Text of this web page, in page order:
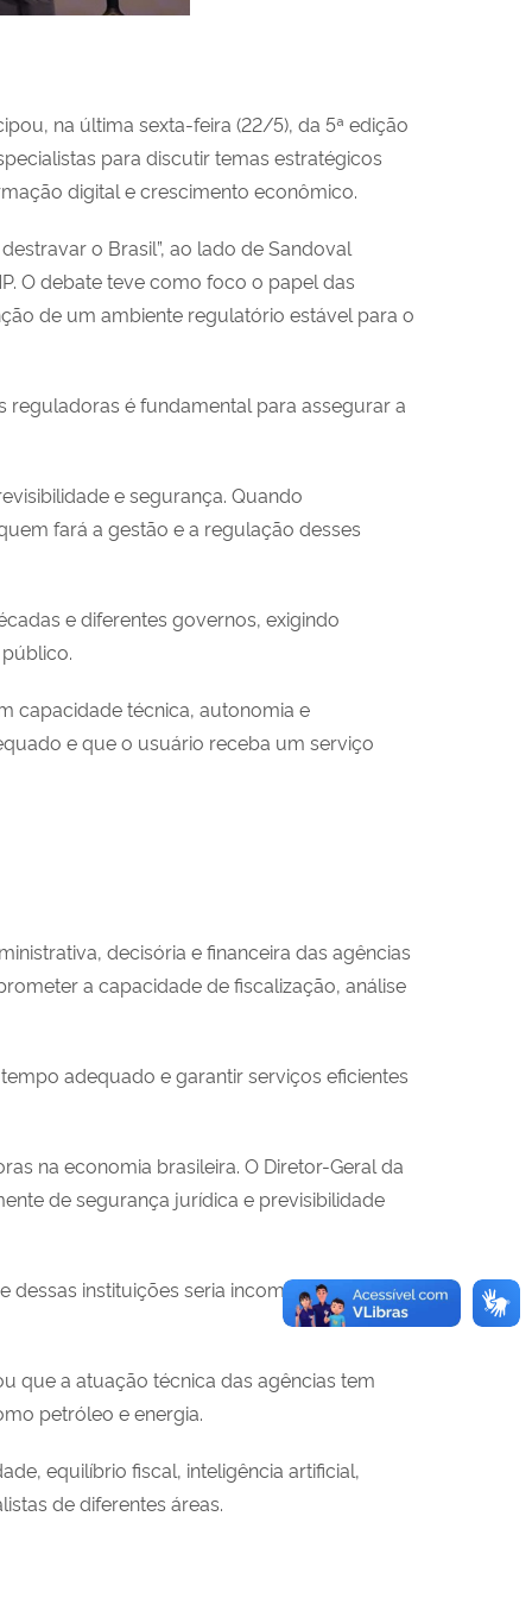
na última sexta-feira (22/5), da 5ª edição
para discutir temas estratégicos
digital e crescimento econômico.
o Brasil”, ao lado de Sandoval
O debate teve como foco o papel das
de um ambiente regulatório estável para o
reguladoras é fundamental para assegurar a
e segurança. Quando
fará a gestão e a regulação desses
e diferentes governos, exigindo
capacidade técnica, autonomia e
e que o usuário receba um serviço
decisória e financeira das agências
a capacidade de fiscalização, análise
adequado e garantir serviços eficientes
na economia brasileira. O Diretor-Geral da
de segurança jurídica e previsibilidade
dessas instituições seria incompatível com o
que a atuação técnica das agências tem
petróleo e energia.
equilíbrio fiscal, inteligência artificial,
de diferentes áreas.